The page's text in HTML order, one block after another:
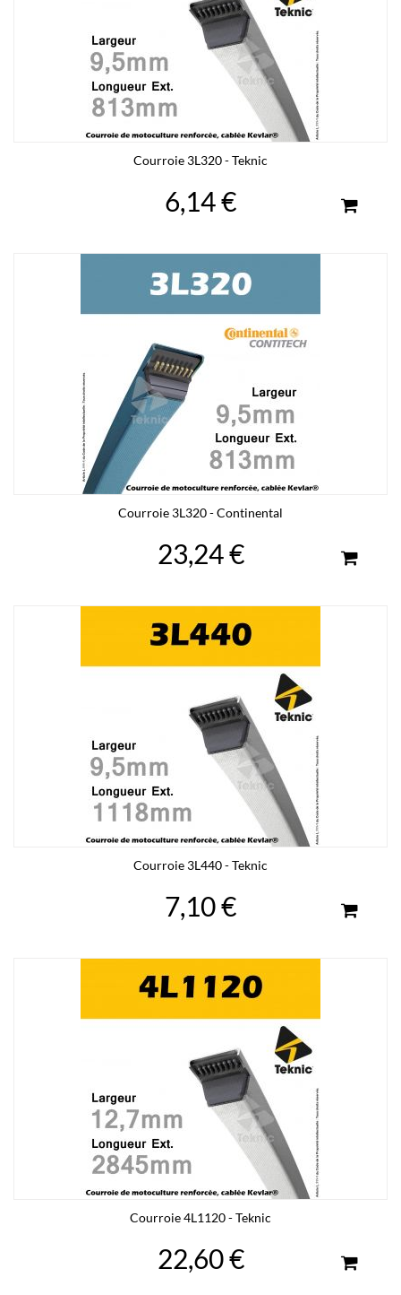
Courroie 3L320 - Teknic
6,14 €
Courroie 3L320 - Continental
23,24 €
Courroie 3L440 - Teknic
7,10 €
Courroie 4L1120 - Teknic
22,60 €